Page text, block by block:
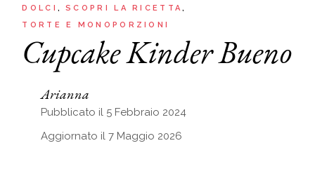
DOLCI
SCOPRI LA RICETTA
TORTE E MONOPORZIONI
Cupcake Kinder Bueno
Arianna
Pubblicato il 5 Febbraio 2024
Aggiornato il 7 Maggio 2026